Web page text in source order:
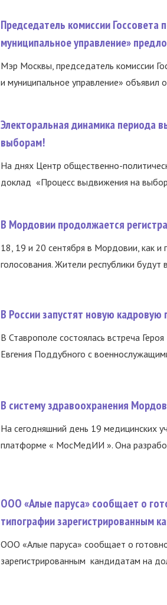
Председатель комиссии Госсовета
муниципальное управление»
Мэр Москвы, председатель комиссии
и муниципальное управление» объявил
Электоральная динамика периода
выборам!
На днях Центр общественно-
доклад «Процесс выдвижения на
В Мордовии продолжается
18, 19 и 20 сентября в Мордовии, как и
голосования. Жители республики
В России запустят новую
В Ставрополе состоялась встреча
Евгения Поддубного с
В систему здравоохранения
На сегодняшний день 19 медицинских
платформе « МосМедИИ ». Она
ООО «Алые паруса» сообщает о
типографии зарегистрированным
ООО «Алые паруса» сообщает о
зарегистрированным кандидатам на